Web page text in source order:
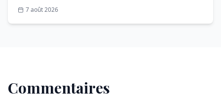
7 août 2026
Commentaires